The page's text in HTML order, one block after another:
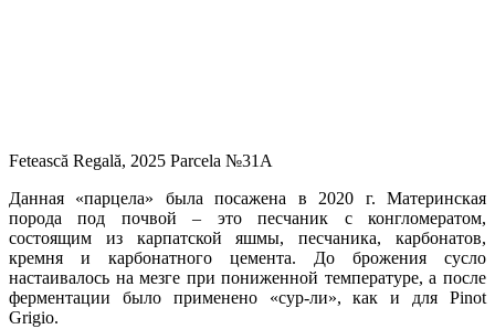
Fetească Regală, 2025 Parcela №31A
Данная «парцела» была посажена в 2020 г. Материнская
порода под почвой – это песчаник с конгломератом,
состоящим из карпатской яшмы, песчаника, карбонатов,
кремня и карбонатного цемента. До брожения сусло
настаивалось на мезге при пониженной температуре, а после
ферментации было применено «сур-ли», как и для Pinot
Grigio.